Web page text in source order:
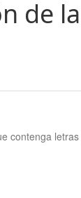
de
contenga